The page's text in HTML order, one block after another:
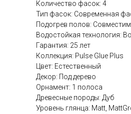
Количество фасок: 4
Тип фасок: Современная
Подогрев полов:
Водостойкая технология:
Гарантия: 25 лет
Коллекция: Pulse Glue Plus
Цвет: Естественный
Декор: Под дерево
Орнамент: 1 полоса
Древесные породы: Дуб
Уровень глянца: Matt,